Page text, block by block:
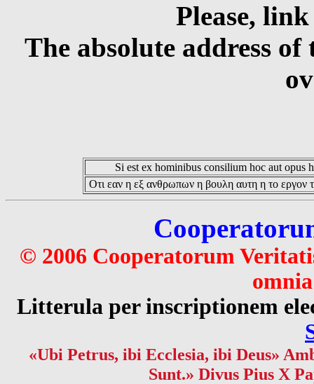
Please,
The absolute address
Si est ex hominibus consilium hoc aut opus
Οτι εαν η εξ ανθρωπων η βουλη αυτη η το εργον
© 2006 Cooperatorum
Litterula per inscriptionem
«Ubi Petrus, ibi Ecclesia, ibi Deus»
Sunt.» Divus Pius X